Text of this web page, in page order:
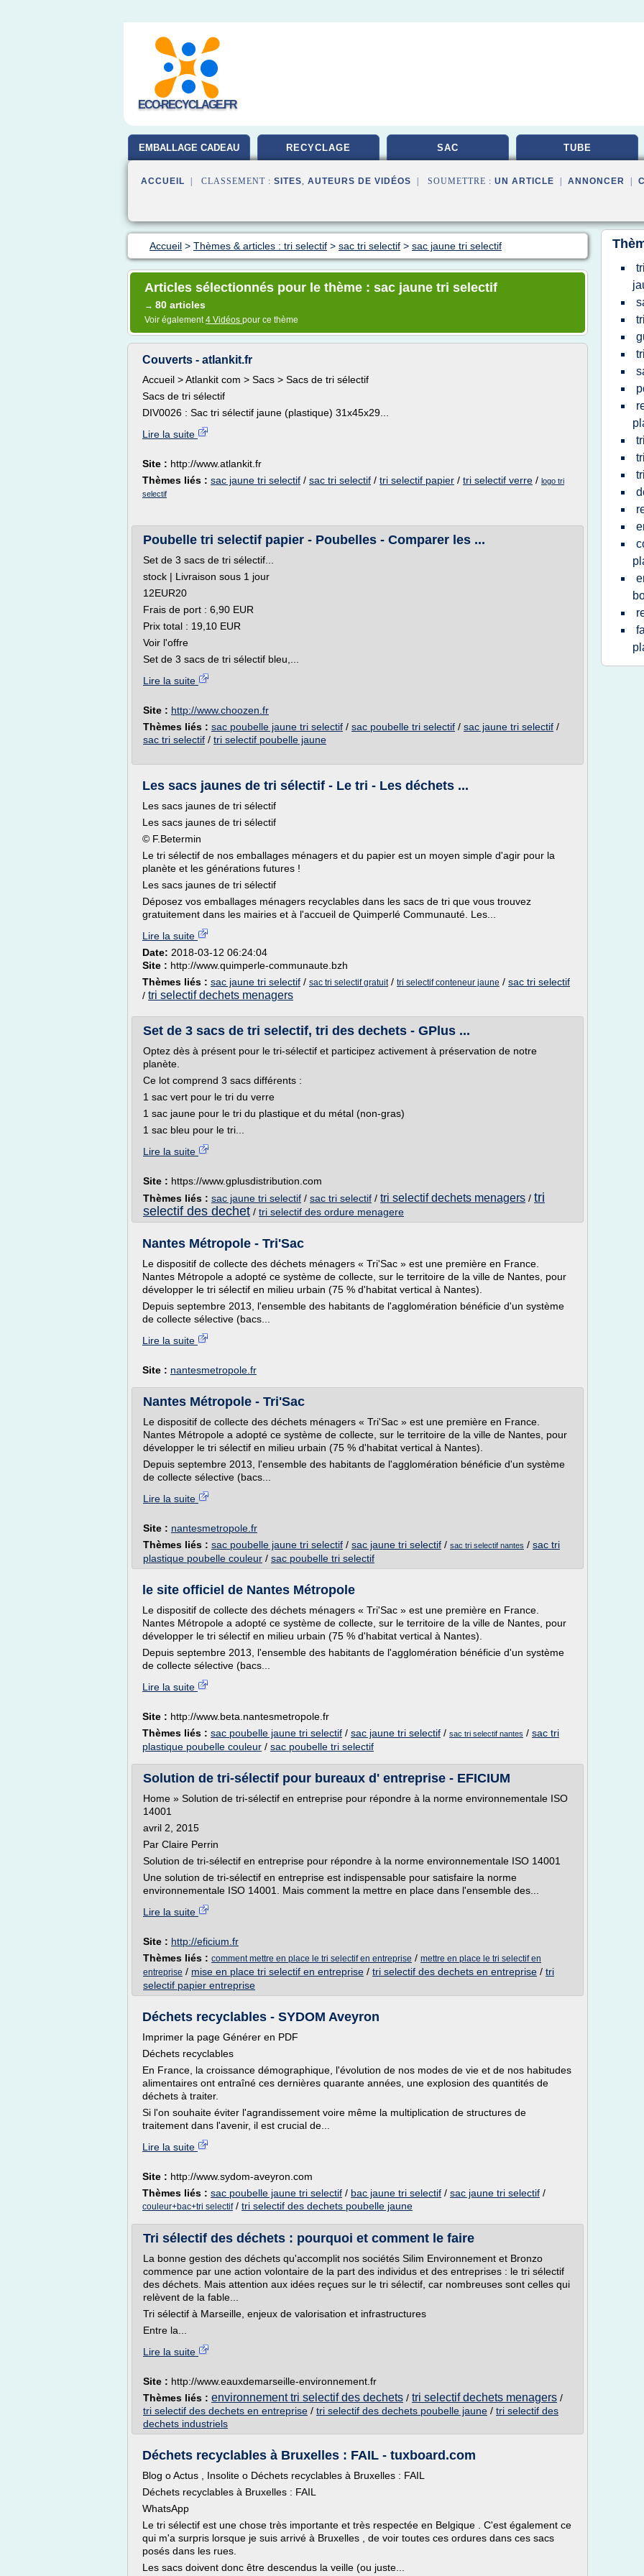
ECO-RECYCLAGE.FR
EMBALLAGE CADEAU RECYCLAGE SAC TUBE
ACCUEIL | CLASSEMENT : SITES, AUTEURS DE VIDÉOS | SOUMETTRE : UN ARTICLE ANNONCER
Accueil > Thèmes & articles : tri selectif > sac tri selectif > sac jaune tri selectif
Articles sélectionnés pour le thème : sac jaune tri selectif
→ 80 articles
Voir également4 Vidéos pour ce thème
Couverts - atlankit.fr
Accueil > Atlankit com > Sacs > Sacs de tri sélectif
Sacs de tri sélectif
DIV0026 : Sac tri sélectif jaune (plastique) 31x45x29...
Lire la suite
Site : http://www.atlankit.fr
Thèmes liés : sac jaune tri selectif / sac tri selectif / tri selectif papier / tri selectif verre / logo tri
selectif
Poubelle tri selectif papier - Poubelles - Comparer les ...
Set de 3 sacs de tri sélectif...
stock | Livraison sous 1 jour
12EUR20
Frais de port : 6,90 EUR
Prix total : 19,10 EUR
Voir l'offre
Set de 3 sacs de tri sélectif bleu,...
Lire la suite
Site : http://www.choozen.fr
Thèmes liés : sac poubelle jaune tri selectif / sac poubelle tri selectif / sac jaune tri selectif /
sac tri selectif / tri selectif poubelle jaune
Les sacs jaunes de tri sélectif - Le tri - Les déchets ...
Les sacs jaunes de tri sélectif
Les sacs jaunes de tri sélectif
© F.Betermin
Le tri sélectif de nos emballages ménagers et du papier est un moyen simple d'agir pour la
planète et les générations futures !
Les sacs jaunes de tri sélectif
Déposez vos emballages ménagers recyclables dans les sacs de tri que vous trouvez
gratuitement dans les mairies et à l'accueil de Quimperlé Communauté. Les...
Lire la suite
Date: 2018-03-12 06:24:04
Site : http://www.quimperle-communaute.bzh
Thèmes liés : sac jaune tri selectif / sac tri selectif gratuit/ tri selectif conteneur jaune / sac tri selectif
/ tri selectif dechets menagers
Set de 3 sacs de tri selectif, tri des dechets - GPlus ...
Optez dès à présent pour le tri-sélectif et participez activement à préservation de notre
planète.
Ce lot comprend 3 sacs différents :
1 sac vert pour le tri du verre
1 sac jaune pour le tri du plastique et du métal (non-gras)
1 sac bleu pour le tri...
Lire la suite
Site : https://www.gplusdistribution.com
Thèmes liés : sac jaune tri selectif / sac tri selectif / tri selectif dechets menagers / tri
selectif des dechet / tri selectif des ordure menagere
Nantes Métropole - Tri'Sac
Le dispositif de collecte des déchets ménagers « Tri'Sac » est une première en France.
Nantes Métropole a adopté ce système de collecte, sur le territoire de la ville de Nantes, pour
développer le tri sélectif en milieu urbain (75 % d'habitat vertical à Nantes).
Depuis septembre 2013, l'ensemble des habitants de l'agglomération bénéficie d'un système
de collecte sélective (bacs...
Lire la suite
Site : nantesmetropole.fr
Nantes Métropole - Tri'Sac
Le dispositif de collecte des déchets ménagers « Tri'Sac » est une première en France.
Nantes Métropole a adopté ce système de collecte, sur le territoire de la ville de Nantes, pour
développer le tri sélectif en milieu urbain (75 % d'habitat vertical à Nantes).
Depuis septembre 2013, l'ensemble des habitants de l'agglomération bénéficie d'un système
de collecte sélective (bacs...
Lire la suite
Site : nantesmetropole.fr
Thèmes liés : sac poubelle jaune tri selectif / sac jaune tri selectif / sac tri selectif nantes / sac tri
plastique poubelle couleur / sac poubelle tri selectif
le site officiel de Nantes Métropole
Le dispositif de collecte des déchets ménagers « Tri'Sac » est une première en France.
Nantes Métropole a adopté ce système de collecte, sur le territoire de la ville de Nantes, pour
développer le tri sélectif en milieu urbain (75 % d'habitat vertical à Nantes).
Depuis septembre 2013, l'ensemble des habitants de l'agglomération bénéficie d'un système
de collecte sélective (bacs...
Lire la suite
Site : http://www.beta.nantesmetropole.fr
Thèmes liés : sac poubelle jaune tri selectif / sac jaune tri selectif / sac tri selectif nantes / sac tri
plastique poubelle couleur / sac poubelle tri selectif
Solution de tri-sélectif pour bureaux d' entreprise - EFICIUM
Home » Solution de tri-sélectif en entreprise pour répondre à la norme environnementale ISO
14001
avril 2, 2015
Par Claire Perrin
Solution de tri-sélectif en entreprise pour répondre à la norme environnementale ISO 14001
Une solution de tri-sélectif en entreprise est indispensable pour satisfaire la norme
environnementale ISO 14001. Mais comment la mettre en place dans l'ensemble des...
Lire la suite
Site : http://eficium.fr
Thèmes liés : comment mettre en place le tri selectif en entreprise / mettre en place le tri selectif en
entreprise / mise en place tri selectif en entreprise / tri selectif des dechets en entreprise / tri
selectif papier entreprise
Déchets recyclables - SYDOM Aveyron
Imprimer la page Générer en PDF
Déchets recyclables
En France, la croissance démographique, l'évolution de nos modes de vie et de nos habitudes
alimentaires ont entraîné ces dernières quarante années, une explosion des quantités de
déchets à traiter.
Si l'on souhaite éviter l'agrandissement voire même la multiplication de structures de
traitement dans l'avenir, il est crucial de...
Lire la suite
Site : http://www.sydom-aveyron.com
Thèmes liés : sac poubelle jaune tri selectif / bac jaune tri selectif / sac jaune tri selectif /
couleur+bac+tri selectif/ tri selectif des dechets poubelle jaune
Tri sélectif des déchets : pourquoi et comment le faire
La bonne gestion des déchets qu'accomplit nos sociétés Silim Environnement et Bronzo
commence par une action volontaire de la part des individus et des entreprises : le tri sélectif
des déchets. Mais attention aux idées reçues sur le tri sélectif, car nombreuses sont celles qui
relèvent de la fable...
Tri sélectif à Marseille, enjeux de valorisation et infrastructures
Entre la...
Lire la suite
Site : http://www.eauxdemarseille-environnement.fr
Thèmes liés : environnement tri selectif des dechets / tri selectif dechets menagers /
tri selectif des dechets en entreprise / tri selectif des dechets poubelle jaune / tri selectif des
dechets industriels
Déchets recyclables à Bruxelles : FAIL - tuxboard.com
Blog o Actus , Insolite o Déchets recyclables à Bruxelles : FAIL
Déchets recyclables à Bruxelles : FAIL
WhatsApp
Le tri sélectif est une chose très importante et très respectée en Belgique . C'est également ce
qui m'a surpris lorsque je suis arrivé à Bruxelles , de voir toutes ces ordures dans ces sacs
posés dans les rues.
Les sacs doivent donc être descendus la veille (ou juste...